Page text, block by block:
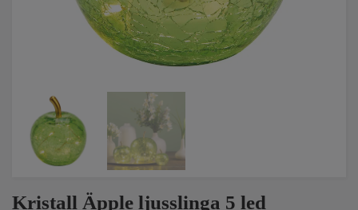
Kristall Äpple ljusslinga 5 led